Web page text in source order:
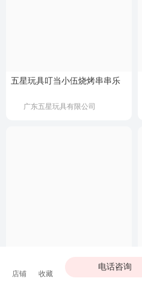
五星玩具叮当小伍烧烤串串乐
广东五星玩具有限公司
店铺 收藏
电话咨询